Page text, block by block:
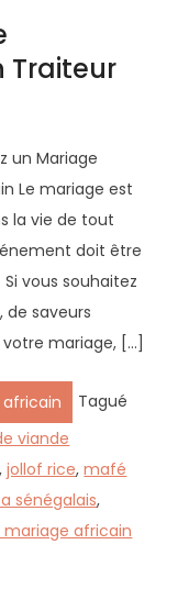
Traiteur
un Mariage
Le mariage est
la vie de tout
doit être
vous souhaitez
saveurs
mariage, […]
Tagué
viande
,jollof rice,mafé
sénégalais,
africain